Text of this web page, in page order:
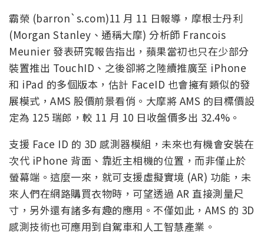
霸榮 (barron`s.com)11 月 11 日報導，摩根士丹利
(Morgan Stanley、通稱大摩) 分析師 Francois
Meunier 發表研究報告指出，蘋果當初也只在少部分
裝置推出 TouchID、之後卻將之陸續推廣至 iPhone
和 iPad 的多個版本，估計 FaceID 也會擁有類似的發
展模式，AMS 股價前景看俏。大摩將 AMS 的目標價設
定為 125 瑞郎，較 11 月 10 日收盤價多出 32.4%。
支援 Face ID 的 3D 感測器模組，未來也有機會安裝在
次代 iPhone 背面、靠近主相機的位置，而非僅止於
螢幕端。這麼一來，就可支援虛擬實境 (AR) 功能，未
來人們在網路購買衣物時，可望透過 AR 直接測量尺
寸，另外還有諸多有趣的應用。不僅如此，AMS 的 3D
感測技術也可應用到自駕車和人工智慧產業。